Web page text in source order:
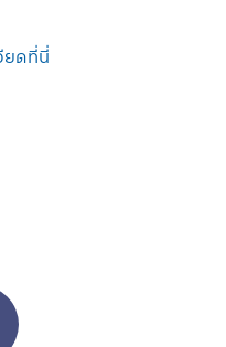
ยดที่นี่